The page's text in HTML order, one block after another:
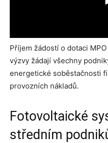
Příjem žádostí o dotaci
výzvy žádají všechny
energetické soběstačnosti
provozních nákladů.
Fotovoltaické
středním